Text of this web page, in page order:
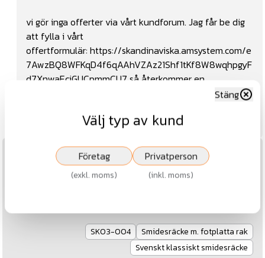
vi gör inga offerter via vårt kundforum. Jag får be dig
att fylla i vårt
offertformulär: https://skandinaviska.amsystem.com/e
7AwzBQ8WFKqD4f6qAAhVZAz21Shf1tKf8W8wqhpgyF
d7XnwaEciGUCpmmCU7 så återkommer en
2026-03-13
Ståndare/räckesfyllnad
SK03-004
Smidesräcke m. fotplatta rak
Svenskt klassiskt smidesräcke
Välj typ av kund
Stäng
Företag
(exkl. moms)
Privatperson
(inkl. moms)